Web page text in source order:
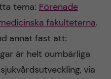
tema: Förenade
fakulteterna.
annat fast att:
är helt oumbärliga
via